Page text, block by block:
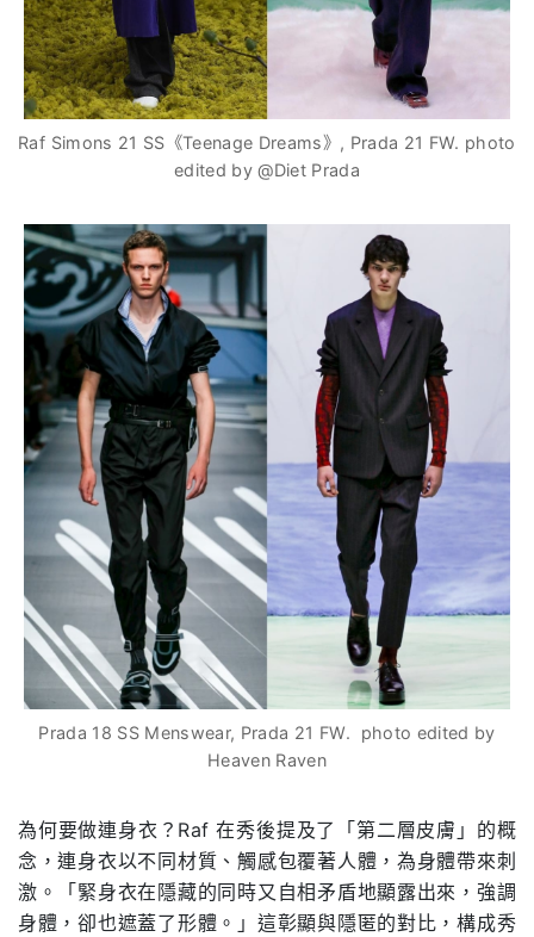
Raf Simons 21 SS《Teenage Dreams》, Prada 21 FW. photo
edited by @Diet Prada
Prada 18 SS Menswear, Prada 21 FW. photo edited by
Heaven Raven
為何要做連身衣？Raf 在秀後提及了「第二層皮膚」的概
念，連身衣以不同材質、觸感包覆著人體，為身體帶來刺
激。「緊身衣在隱藏的同時又自相矛盾地顯露出來，強調
身體，卻也遮蓋了形體。」這彰顯與隱匿的對比，構成秀